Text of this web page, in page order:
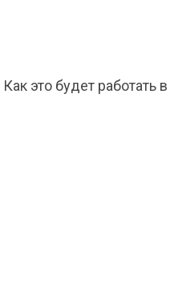
Как это будет работать